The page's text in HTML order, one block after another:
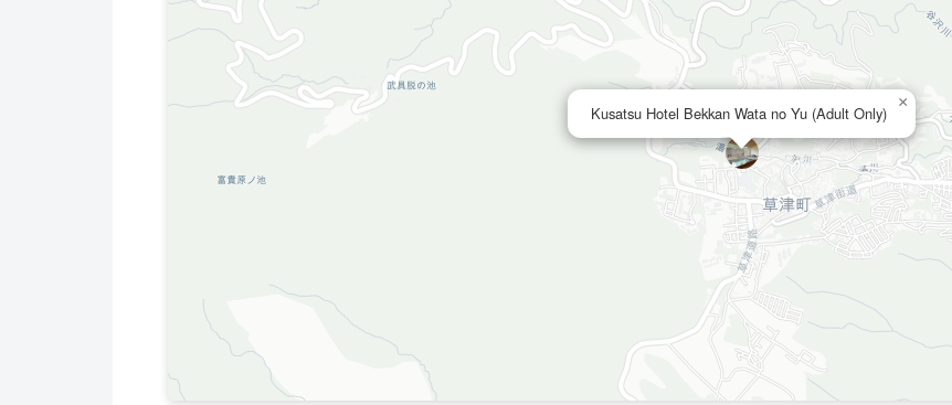
Kusatsu Hotel Bekkan Wata no Yu (Adult Only)
×